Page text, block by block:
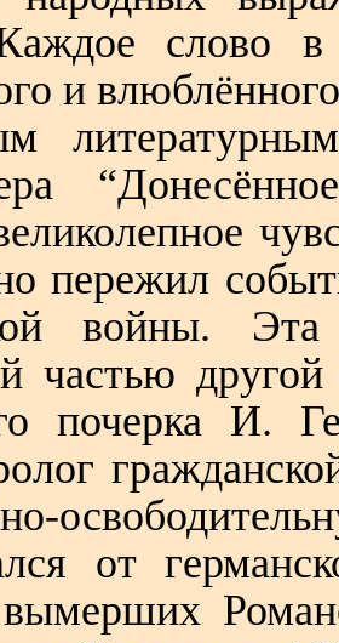
слово
и
пережил
войны.
частью
почерка И.
от